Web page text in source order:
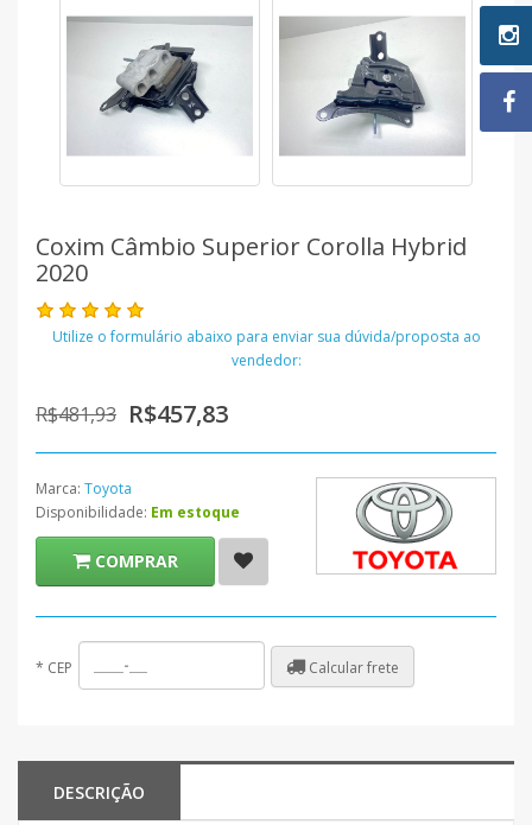
Coxim Câmbio Superior Corolla Hybrid
2020
Utilize o formulário abaixo para enviar sua dúvida/proposta ao
vendedor:
R$481,93 R$457,83
Marca: Toyota
Disponibilidade: Em estoque
COMPRAR
* CEP Calcular frete
DESCRIÇÃO